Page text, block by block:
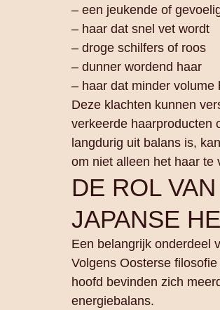
– een jeukende of
– haar dat snel vet wordt
– droge schilfers of roos
– dunner wordend haar
– haar dat minder volume
Deze klachten kunnen
verkeerde haarproducten
langdurig uit balans is,
om niet alleen het haar te
DE ROL
JAPANSE
Een belangrijk onderdeel
Volgens Oosterse
hoofd bevinden zich
energiebalans.